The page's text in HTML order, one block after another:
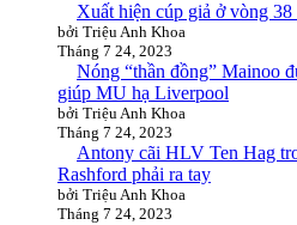
Xuất hiện cúp giả ở vòng 38
bởi Triệu Anh Khoa
Tháng 7 24, 2023
Nóng “thần đồng” Mainoo
giúp MU hạ Liverpool
bởi Triệu Anh Khoa
Tháng 7 24, 2023
Antony cãi HLV Ten Hag
Rashford phải ra tay
bởi Triệu Anh Khoa
Tháng 7 24, 2023